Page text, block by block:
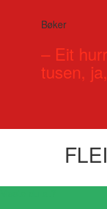
Bøker
– Eit
tusen,